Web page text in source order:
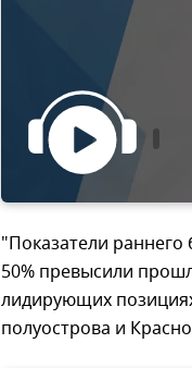
"Показатели
50% превысили
лидирующих
полуострова и